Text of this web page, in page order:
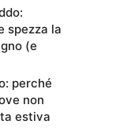
spezza la
(e
perché
non
estiva